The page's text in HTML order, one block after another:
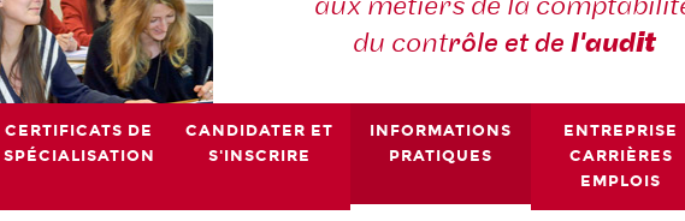
du contrôle et del'audit
CERTIFICATS DE
SPÉCIALISATION
CANDIDATER ET
S'INSCRIRE
INFORMATIONS
PRATIQUES
ENTREPRISE
CARRIÈRES
EMPLOIS